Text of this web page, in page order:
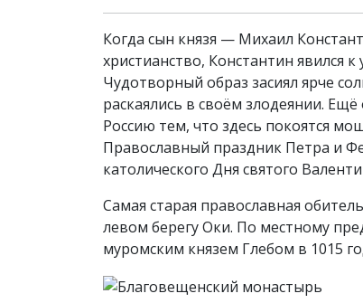
Когда сын князя — Михаил
христианство, Константин явился
Чудотворный образ засиял ярче
раскаялись в своём злодеянии.
Россию тем, что здесь покоятся
Православный праздник Петра и
католического Дня святого
Самая старая православная
левом берегу Оки. По местному
муромским князем Глебом в 1015